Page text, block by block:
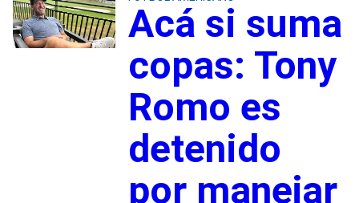
Acá si suma
copas: Tony
Romo es
detenido
por manejar